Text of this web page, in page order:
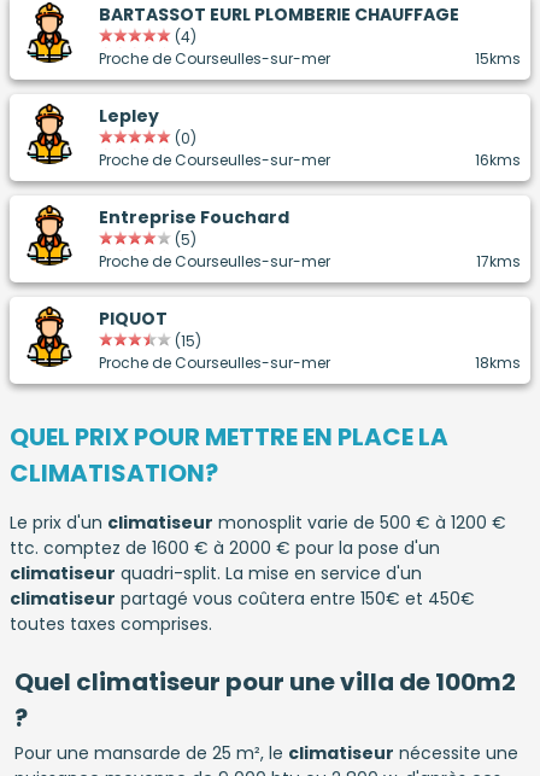
BARTASSOT EURL PLOMBERIE CHAUFFAGE
(4)
Proche de Courseulles-sur-mer
15kms
Lepley
(0)
Proche de Courseulles-sur-mer
16kms
Entreprise Fouchard
(5)
Proche de Courseulles-sur-mer
17kms
PIQUOT
(15)
Proche de Courseulles-sur-mer
18kms
QUEL PRIX POUR METTRE EN PLACE LA
CLIMATISATION?
Le prix d'un climatiseur monosplit varie de 500 € à 1200 €
ttc. comptez de 1600 € à 2000 € pour la pose d'un
climatiseur quadri-split. La mise en service d'un
climatiseur partagé vous coûtera entre 150€ et 450€
toutes taxes comprises.
Quel climatiseur pour une villa de 100m2
?
Pour une mansarde de 25 m², le climatiseur nécessite une